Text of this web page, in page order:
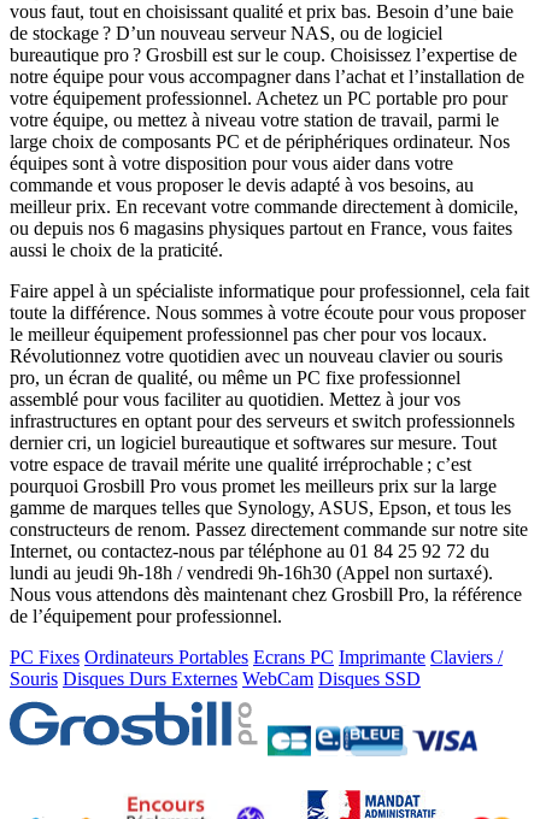
vous faut, tout en choisissant qualité et prix bas. Besoin d’une baie
de stockage ? D’un nouveau serveur NAS, ou de logiciel
bureautique pro ? Grosbill est sur le coup. Choisissez l’expertise de
notre équipe pour vous accompagner dans l’achat et l’installation de
votre équipement professionnel. Achetez un PC portable pro pour
votre équipe, ou mettez à niveau votre station de travail, parmi le
large choix de composants PC et de périphériques ordinateur. Nos
équipes sont à votre disposition pour vous aider dans votre
commande et vous proposer le devis adapté à vos besoins, au
meilleur prix. En recevant votre commande directement à domicile,
ou depuis nos 6 magasins physiques partout en France, vous faites
aussi le choix de la praticité.
Faire appel à un spécialiste informatique pour professionnel, cela fait
toute la différence. Nous sommes à votre écoute pour vous proposer
le meilleur équipement professionnel pas cher pour vos locaux.
Révolutionnez votre quotidien avec un nouveau clavier ou souris
pro, un écran de qualité, ou même un PC fixe professionnel
assemblé pour vous faciliter au quotidien. Mettez à jour vos
infrastructures en optant pour des serveurs et switch professionnels
dernier cri, un logiciel bureautique et softwares sur mesure. Tout
votre espace de travail mérite une qualité irréprochable ; c’est
pourquoi Grosbill Pro vous promet les meilleurs prix sur la large
gamme de marques telles que Synology, ASUS, Epson, et tous les
constructeurs de renom. Passez directement commande sur notre site
Internet, ou contactez-nous par téléphone au 01 84 25 92 72 du
lundi au jeudi 9h-18h / vendredi 9h-16h30 (Appel non surtaxé).
Nous vous attendons dès maintenant chez Grosbill Pro, la référence
de l’équipement pour professionnel.
PC Fixes Ordinateurs Portables Ecrans PC Imprimante Claviers /
Souris Disques Durs Externes WebCam Disques SSD